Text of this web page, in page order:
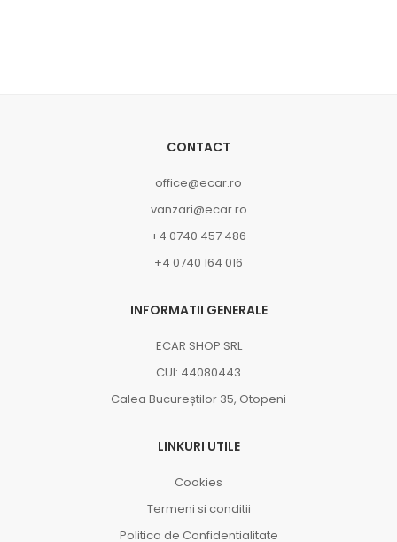
CONTACT
office@ecar.ro
vanzari@ecar.ro
+4 0740 457 486
+4 0740 164 016
INFORMATII GENERALE
ECAR SHOP SRL
CUI: 44080443
Calea Bucureștilor 35, Otopeni
LINKURI UTILE
Cookies
Termeni si conditii
Politica de Confidentialitate